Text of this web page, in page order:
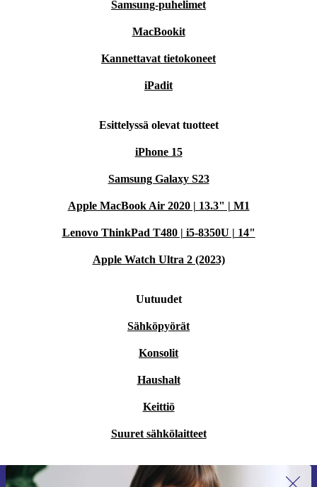
Samsung-puhelimet
MacBookit
Kannettavat tietokoneet
iPadit
Esittelyssä olevat tuotteet
iPhone 15
Samsung Galaxy S23
Apple MacBook Air 2020 | 13.3" | M1
Lenovo ThinkPad T480 | i5-8350U | 14"
Apple Watch Ultra 2 (2023)
Uutuudet
Sähköpyörät
Konsolit
Haushalt
Keittiö
Suuret sähkölaitteet